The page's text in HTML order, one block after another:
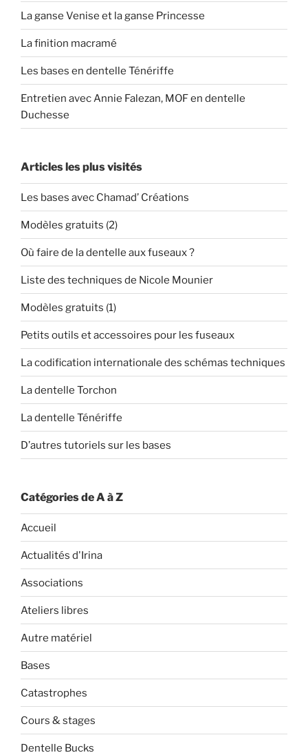
La ganse Venise et la ganse Princesse
La finition macramé
Les bases en dentelle Ténériffe
Entretien avec Annie Falezan, MOF en dentelle
Duchesse
Articles les plus visités
Les bases avec Chamad’ Créations
Modèles gratuits (2)
Où faire de la dentelle aux fuseaux ?
Liste des techniques de Nicole Mounier
Modèles gratuits (1)
Petits outils et accessoires pour les fuseaux
La codification internationale des schémas techniques
La dentelle Torchon
La dentelle Ténériffe
D’autres tutoriels sur les bases
Catégories de A à Z
Accueil
Actualités d'Irina
Associations
Ateliers libres
Autre matériel
Bases
Catastrophes
Cours & stages
Dentelle Bucks